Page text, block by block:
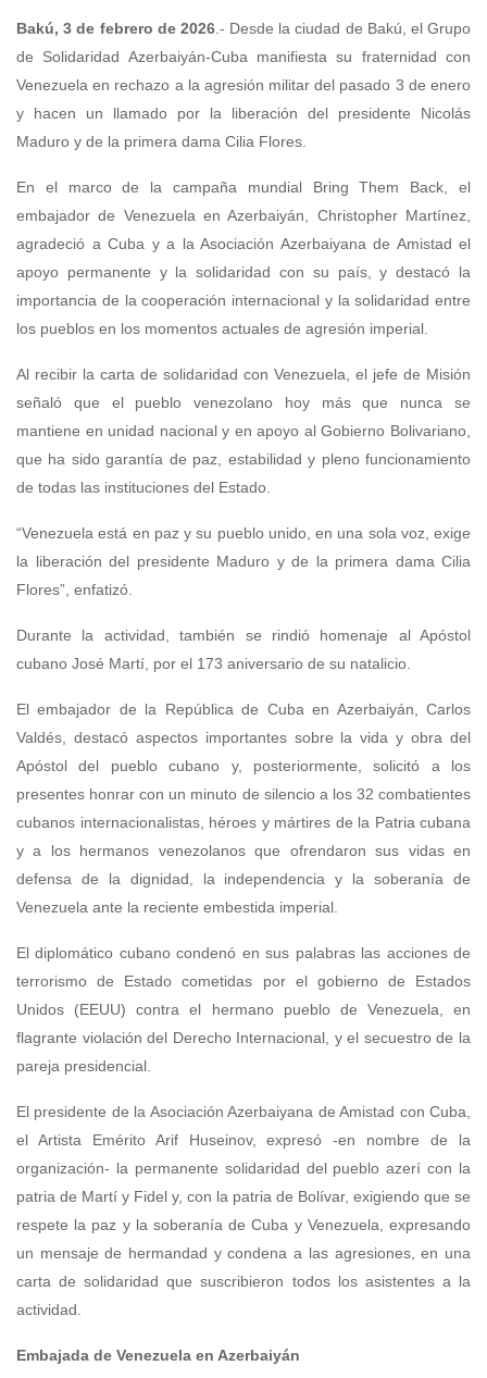
Bakú, 3 de febrero de 2026.- Desde la ciudad de Bakú, el Grupo
de Solidaridad Azerbaiyán-Cuba manifiesta su fraternidad con
Venezuela en rechazo a la agresión militar del pasado 3 de enero
y hacen un llamado por la liberación del presidente Nicolás
Maduro y de la primera dama Cilia Flores.
En el marco de la campaña mundial Bring Them Back, el
embajador de Venezuela en Azerbaiyán, Christopher Martínez,
agradeció a Cuba y a la Asociación Azerbaiyana de Amistad el
apoyo permanente y la solidaridad con su país, y destacó la
importancia de la cooperación internacional y la solidaridad entre
los pueblos en los momentos actuales de agresión imperial.
Al recibir la carta de solidaridad con Venezuela, el jefe de Misión
señaló que el pueblo venezolano hoy más que nunca se
mantiene en unidad nacional y en apoyo al Gobierno Bolivariano,
que ha sido garantía de paz, estabilidad y pleno funcionamiento
de todas las instituciones del Estado.
“Venezuela está en paz y su pueblo unido, en una sola voz, exige
la liberación del presidente Maduro y de la primera dama Cilia
Flores”, enfatizó.
Durante la actividad, también se rindió homenaje al Apóstol
cubano José Martí, por el 173 aniversario de su natalicio.
El embajador de la República de Cuba en Azerbaiyán, Carlos
Valdés, destacó aspectos importantes sobre la vida y obra del
Apóstol del pueblo cubano y, posteriormente, solicitó a los
presentes honrar con un minuto de silencio a los 32 combatientes
cubanos internacionalistas, héroes y mártires de la Patria cubana
y a los hermanos venezolanos que ofrendaron sus vidas en
defensa de la dignidad, la independencia y la soberanía de
Venezuela ante la reciente embestida imperial.
El diplomático cubano condenó en sus palabras las acciones de
terrorismo de Estado cometidas por el gobierno de Estados
Unidos (EEUU) contra el hermano pueblo de Venezuela, en
flagrante violación del Derecho Internacional, y el secuestro de la
pareja presidencial.
El presidente de la Asociación Azerbaiyana de Amistad con Cuba,
el Artista Emérito Arif Huseinov, expresó -en nombre de la
organización- la permanente solidaridad del pueblo azerí con la
patria de Martí y Fidel y, con la patria de Bolívar, exigiendo que se
respete la paz y la soberanía de Cuba y Venezuela, expresando
un mensaje de hermandad y condena a las agresiones, en una
carta de solidaridad que suscribieron todos los asistentes a la
actividad.
Embajada de Venezuela en Azerbaiyán